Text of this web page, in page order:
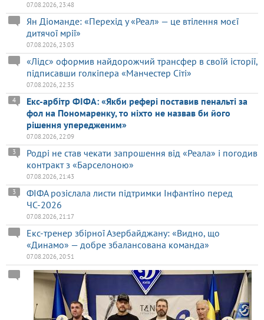
07.08.2026, 23:48
Ян Діоманде: «Перехід у «Реал» — це втілення моєї
дитячої мрії»
07.08.2026, 23:03
«Лідс» оформив найдорожчий трансфер в своїй історії,
підписавши голкіпера «Манчестер Сіті»
07.08.2026, 22:35
Екс-арбітр ФІФА: «Якби рефері поставив пенальті за
фол на Пономаренку, то ніхто не назвав би його
рішення упередженим»
4
07.08.2026, 22:09
Родрі не став чекати запрошення від «Реала» і погодив
контракт з «Барселоною»
3
07.08.2026, 21:43
ФІФА розіслала листи підтримки Інфантіно перед
ЧС-2026
3
07.08.2026, 21:17
Екс-тренер збірної Азербайджану: «Видно, що
«Динамо» — добре збалансована команда»
07.08.2026, 20:51